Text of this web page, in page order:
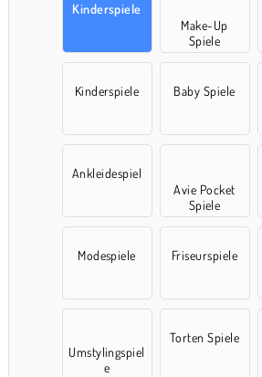
Kinderspiele
Make-Up
Spiele
Kinderspiele
Baby Spiele
Ankleidespiel
Avie Pocket
Spiele
Modespiele
Friseurspiele
Umstylingspiel
e
Torten Spiele